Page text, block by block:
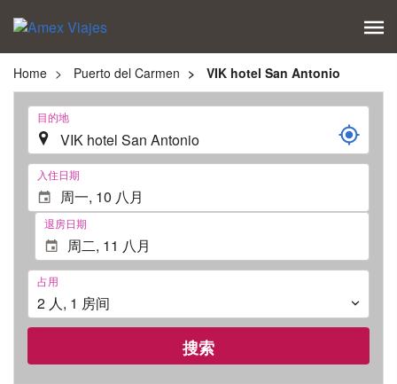
Home Puerto del Carmen VIK hotel San Antonio
. 目的地
. 入住日期
退房日期
占
用
占用
2 人, 1 房间
搜索